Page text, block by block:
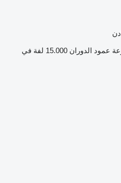
عمود الدوران
15.000 لفة في